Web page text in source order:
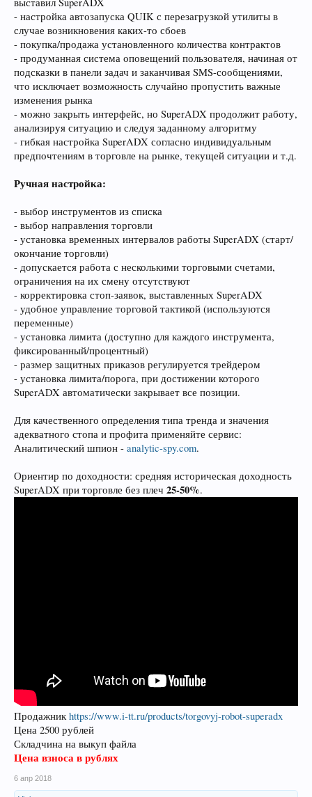
- настройка автозапуска QUIK с перезагрузкой утилиты в
случае возникновения каких-то сбоев
- покупка/продажа установленного количества контрактов
- продуманная система оповещений пользователя, начиная от
подсказки в панели задач и заканчивая SMS-сообщениями,
что исключает возможность случайно пропустить важные
изменения рынка
- можно закрыть интерфейс, но SuperADX продолжит работу,
анализируя ситуацию и следуя заданному алгоритму
- гибкая настройка SuperADX согласно индивидуальным
предпочтениям в торговле на рынке, текущей ситуации и т.д.
Ручная настройка:
- выбор инструментов из списка
- выбор направления торговли
- установка временных интервалов работы SuperADX (старт/
окончание торговли)
- допускается работа с несколькими торговыми счетами,
ограничения на их смену отсутствуют
- корректировка стоп-заявок, выставленных SuperADX
- удобное управление торговой тактикой (используются
переменные)
- установка лимита (доступно для каждого инструмента,
фиксированный/процентный)
- размер защитных приказов регулируется трейдером
- установка лимита/порога, при достижении которого
SuperADX автоматически закрывает все позиции.
Для качественного определения типа тренда и значения
адекватного стопа и профита применяйте сервис:
Аналитический шпион - analytic-spy.com.
Ориентир по доходности: средняя историческая доходность
SuperADX при торговле без плеч 25-50%.
Продажникhttps://www.i-tt.ru/products/torgovyj-robot-superadx
Цена 2500 рублей
Складчина на выкуп файла
Цена взноса в рублях
6 апр 2018